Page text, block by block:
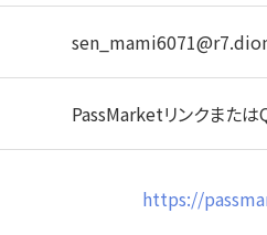
PassMarketリンクまた
https://